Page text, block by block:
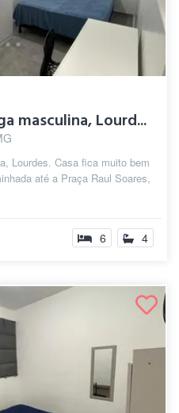
masculina, Lourd...
Lourdes. Casa fica muito bem
até a Praça Raul Soares,
6 4